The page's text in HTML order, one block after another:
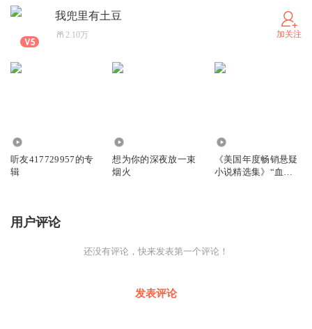
我兜里有土豆
2.10万 加关注
听友417729957的专
辑
想为你的深夜放一束
烟火
《美国年度畅销悬疑
小说精选集》“血手
用户评论
还没有评论，快来发表第一个评论！
发表评论